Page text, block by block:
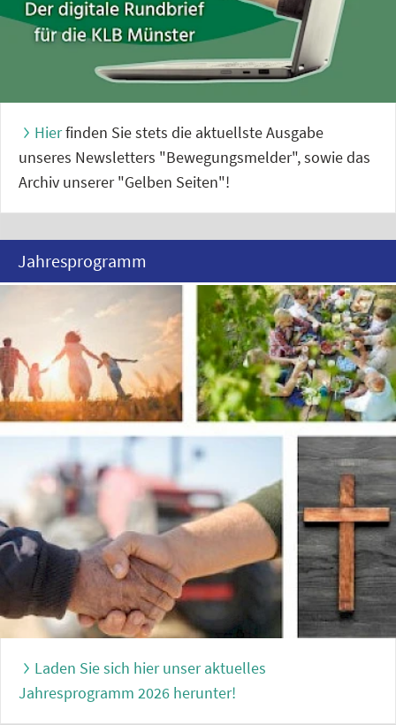
Hierfinden Sie stets die aktuellste Ausgabe
unseres Newsletters "Bewegungsmelder", sowie das
Archiv unserer "Gelben Seiten"!
Jahresprogramm
Laden Sie sich hier unser aktuelles
Jahresprogramm 2026 herunter!